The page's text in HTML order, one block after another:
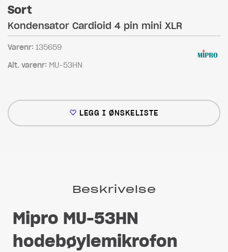
Sort
Kondensator Cardioid 4 pin mini XLR
Varenr: 135659
Alt. varenr: MU-53HN
LEGG I ØNSKELISTE
Beskrivelse
Mipro MU-53HN
hodebøylemikrofon